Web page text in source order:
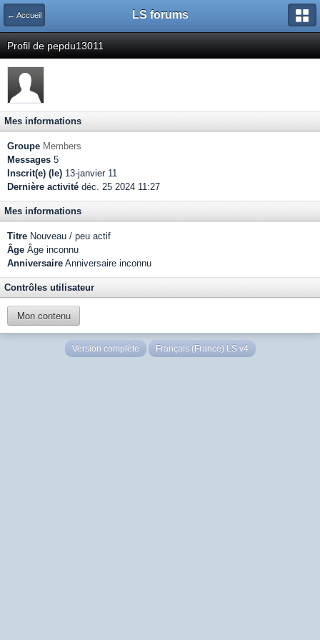
← Accueil LS forums
Profil de pepdu13011
Mes informations
Groupe Members
Messages 5
Inscrit(e) (le) 13-janvier 11
Dernière activité déc. 25 2024 11:27
Mes informations
Titre Nouveau / peu actif
Âge Âge inconnu
Anniversaire Anniversaire inconnu
Contrôles utilisateur
Mon contenu
Version complète Français (France) LS v4